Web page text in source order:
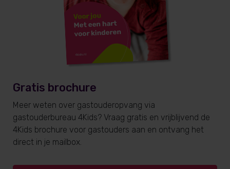
Gratis brochure
Meer weten over gastouderopvang via
gastouderbureau 4Kids? Vraag gratis en vrijblijvend de
4Kids brochure voor gastouders aan en ontvang het
direct in je mailbox.